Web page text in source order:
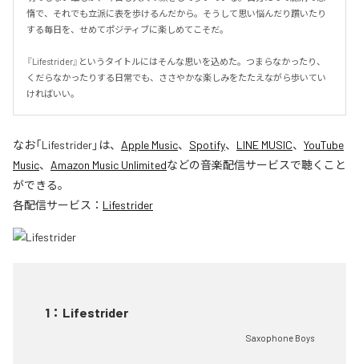
惰で、それでも立派に表を歩けるんだから。そうして思い悩んだり躓いたり
する毎日を、せめてポジティブに楽しめてこそだ。
『Lifestrider』というタイトルにはそんな思いを込めた。つまらなかったり、
くだらなかったりする日常でも、ささやかな楽しみをたたえながら歩いてい
ければいい。
なお「Lifestrider」は、 Apple Music、 Spotify、 LINE MUSIC、 YouTube
Music、 Amazon Music Unlimitedなどの音楽配信サービスで聴くこと
ができる。
各配信サービス： Lifestrider
1 ： Lifestrider
Saxophone Boys